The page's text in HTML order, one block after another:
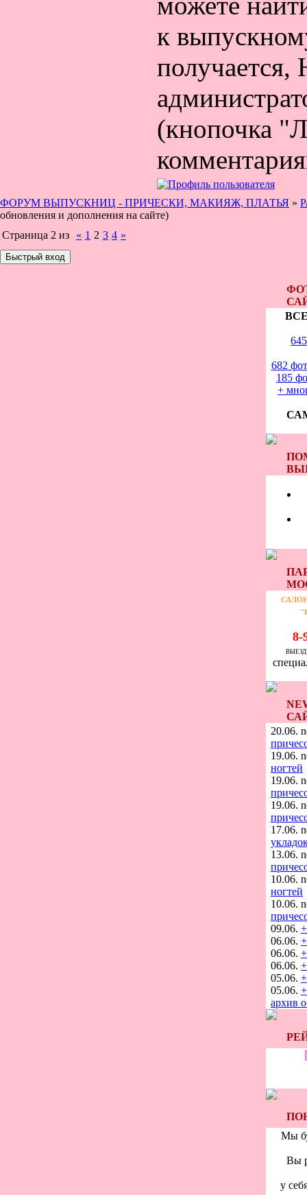
к
(кнопочка
ФОРУМ ВЫПУСКНИЦ - ПРИЧЕСКИ, МАКИЯЖ, ПЛАТЬЯ »
обновления и дополнения на сайте)
Страница 2 из « 1 2 3 4 »
682
185
+
8-
ВЫЕЗД
20.06.
19.06.
ногтей
19.06.
19.06.
17.06.
13.06.
10.06.
ногтей
10.06.
09.06.
06.06.
06.06.
06.06.
05.06.
05.06.
архив
Мы
Вы
у